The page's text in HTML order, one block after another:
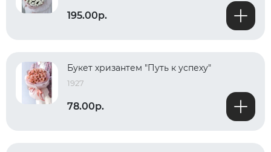
195.00р.
Букет хризантем "Путь к успеху"
1927
78.00р.